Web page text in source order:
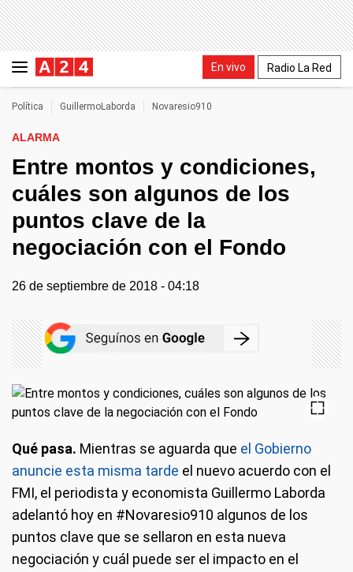
En vivo Radio La Red
Política GuillermoLaborda Novaresio910
ALARMA
Entre montos y condiciones,
cuáles son algunos de los
puntos clave de la
negociación con el Fondo
26 de septiembre de 2018 - 04:18
Qué pasa. Mientras se aguarda que el Gobierno
anuncie esta misma tarde el nuevo acuerdo con el
FMI, el periodista y economista Guillermo Laborda
adelantó hoy en #Novaresio910 algunos de los
puntos clave que se sellaron en esta nueva
negociación y cuál puede ser el impacto en el